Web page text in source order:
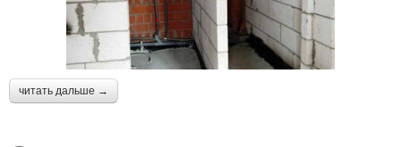
читать дальше →